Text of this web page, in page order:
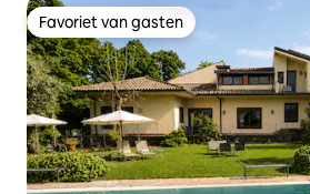
Favoriet van gasten
Favoriet van gasten